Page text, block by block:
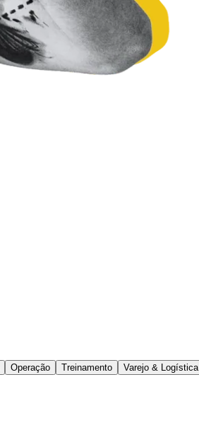
Operação Treinamento Varejo & Logística